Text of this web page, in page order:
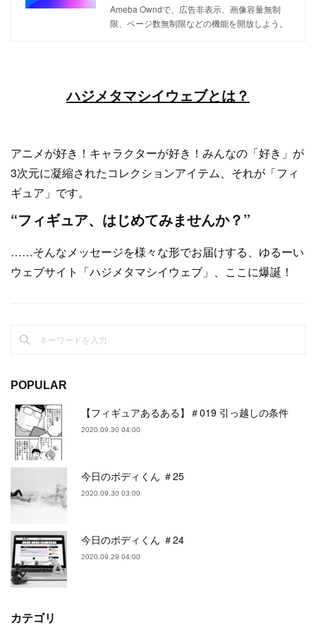
Ameba Owndで、広告非表示、画像容量無制
限、ページ数無制限などの機能を開放しよう。
ハジメタマシイウェブとは？
アニメが好き！キャラクターが好き！みんなの「好き」が
3次元に凝縮されたコレクションアイテム、それが「フィ
ギュア」です。
“フィギュア、はじめてみませんか？”
……そんなメッセージを様々な形でお届けする、ゆるーい
ウェブサイト「ハジメタマシイウェブ」、ここに爆誕！
POPULAR
【フィギュアあるある】＃019 引っ越しの条件
2020.09.30 04:00
今日のボディくん ＃25
2020.09.30 03:00
今日のボディくん ＃24
2020.09.29 04:00
カテゴリ